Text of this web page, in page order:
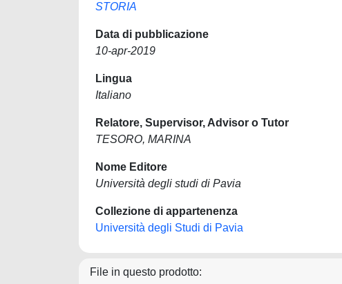
STORIA
Data di pubblicazione
10-apr-2019
Lingua
Italiano
Relatore, Supervisor, Advisor o Tutor
TESORO, MARINA
Nome Editore
Università degli studi di Pavia
Collezione di appartenenza
Università degli Studi di Pavia
File in questo prodotto: